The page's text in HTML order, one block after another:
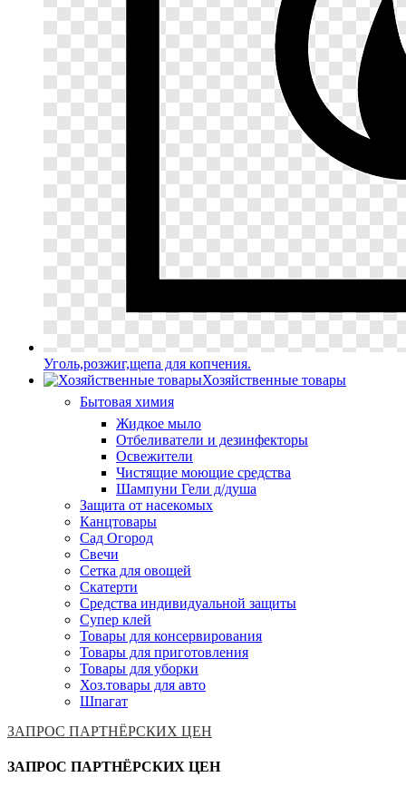
Уголь,розжиг,щепа для копчения.
Хозяйственные товары
Бытовая химия
Жидкое мыло
Отбеливатели и дезинфекторы
Освежители
Чистящие моющие средства
Шампуни Гели д/душа
Защита от насекомых
Канцтовары
Сад Огород
Свечи
Сетка для овощей
Скатерти
Средства индивидуальной защиты
Супер клей
Товары для консервирования
Товары для приготовления
Товары для уборки
Хоз.товары для авто
Шпагат
ЗАПРОС ПАРТНЁРСКИХ ЦЕН
ЗАПРОС ПАРТНЁРСКИХ ЦЕН